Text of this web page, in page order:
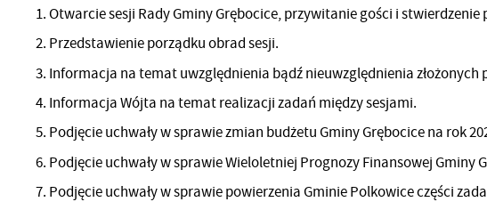
1. Otwarcie sesji Rady Gminy Grębocice, przywitanie gości i
2. Przedstawienie porządku obrad sesji.
3. Informacja na temat uwzględnienia bądź nieuwzględnienia
4. Informacja Wójta na temat realizacji zadań między sesjami.
5. Podjęcie uchwały w sprawie zmian budżetu Gminy Grębocice na rok
6. Podjęcie uchwały w sprawie Wieloletniej Prognozy Finansowej Gminy
7. Podjęcie uchwały w sprawie powierzenia Gminie Polkowice części